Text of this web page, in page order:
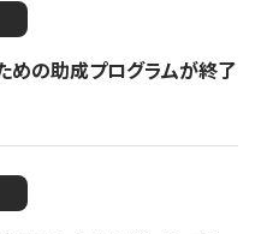
めの助成プログラムが終了